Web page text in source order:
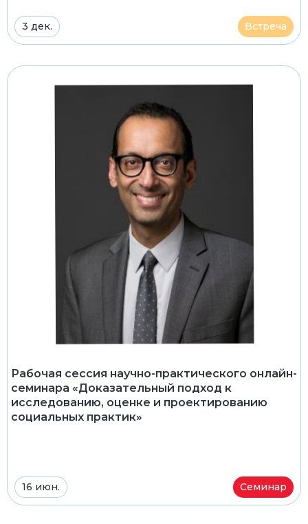
3 дек. Встреча
Рабочая сессия научно-практического онлайн-
семинара «Доказательный подход к
исследованию, оценке и проектированию
социальных практик»
16 июн. Семинар